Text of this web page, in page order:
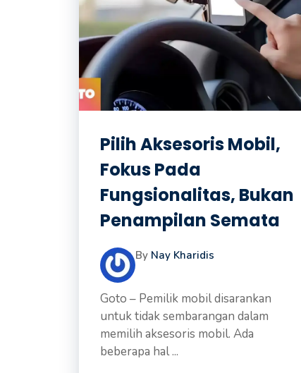
Pilih Aksesoris Mobil,
Fokus Pada
Fungsionalitas, Bukan
Penampilan Semata
By Nay Kharidis
Goto – Pemilik mobil disarankan
untuk tidak sembarangan dalam
memilih aksesoris mobil. Ada
beberapa hal ...